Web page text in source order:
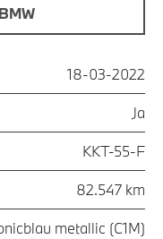
18-03-2022
Ja
KKT-55-F
82.547 km
metallic (C1M)